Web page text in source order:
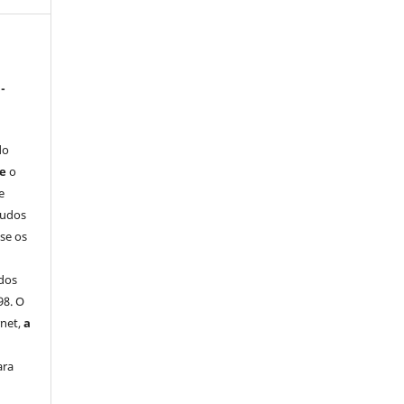
o
os
O
a